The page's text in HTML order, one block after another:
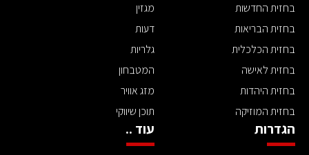
בחזית החדשות
בחזית הבריאות
בחזית הכלכלית
בחזית לאישה
בחזית היהדות
בחזית המוזיקה
מגזין
דעות
גלריות
המטבחון
מזג אוויר
תוכן שיווקי
הגדרות עוד ..